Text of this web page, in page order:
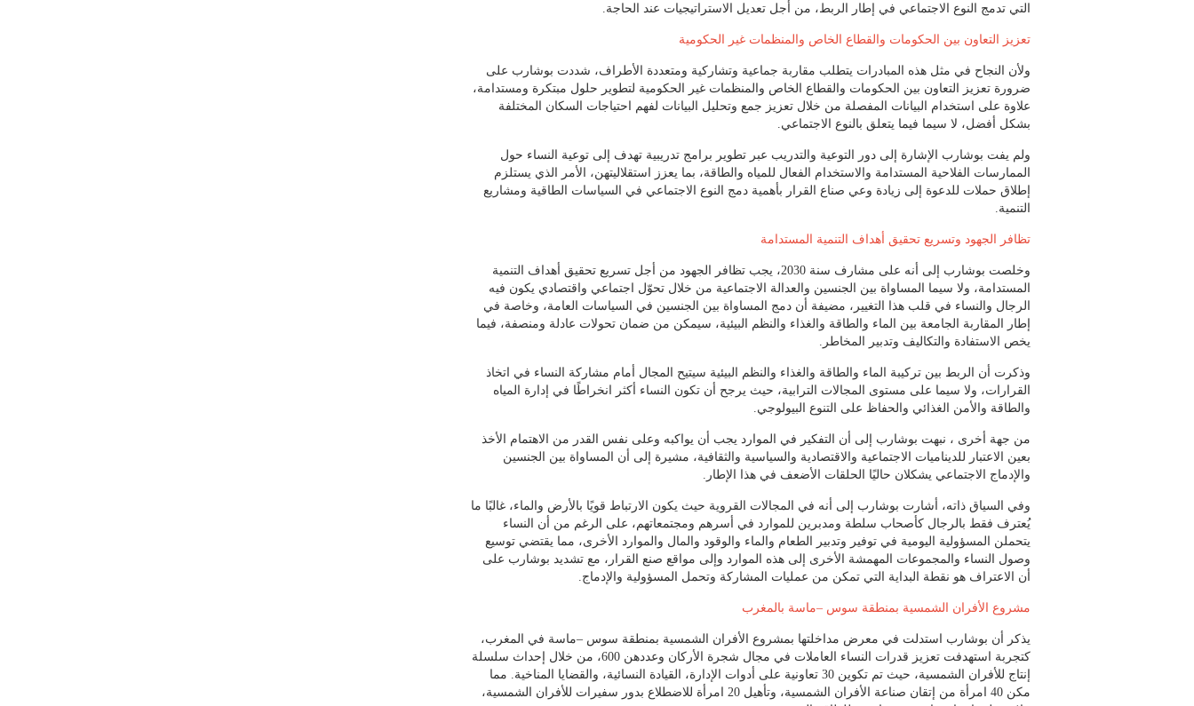
التي تدمج النوع الاجتماعي في إطار الربط، من أجل تعديل الاستراتيجيات عند الحاجة.
تعزيز التعاون بين الحكومات والقطاع الخاص والمنظمات غير الحكومية
ولأن النجاح في مثل هذه المبادرات يتطلب مقاربة جماعية وتشاركية ومتعددة الأطراف، شددت بوشارب على
ضرورة تعزيز التعاون بين الحكومات والقطاع الخاص والمنظمات غير الحكومية لتطوير حلول مبتكرة ومستدامة،
علاوة على استخدام البيانات المفصلة من خلال تعزيز جمع وتحليل البيانات لفهم احتياجات السكان المختلفة
بشكل أفضل، لا سيما فيما يتعلق بالنوع الاجتماعي.
ولم يفت بوشارب الإشارة إلى دور التوعية والتدريب عبر تطوير برامج تدريبية تهدف إلى توعية النساء حول
الممارسات الفلاحية المستدامة والاستخدام الفعال للمياه والطاقة، بما يعزز استقلاليتهن، الأمر الذي يستلزم
إطلاق حملات للدعوة إلى زيادة وعي صناع القرار بأهمية دمج النوع الاجتماعي في السياسات الطاقية ومشاريع
التنمية.
تظافر الجهود وتسريع تحقيق أهداف التنمية المستدامة
وخلصت بوشارب إلى أنه على مشارف سنة 2030، يجب تظافر الجهود من أجل تسريع تحقيق أهداف التنمية
المستدامة، ولا سيما المساواة بين الجنسين والعدالة الاجتماعية من خلال تحوّل اجتماعي واقتصادي يكون فيه
الرجال والنساء في قلب هذا التغيير، مضيفة أن دمج المساواة بين الجنسين في السياسات العامة، وخاصة في
إطار المقاربة الجامعة بين الماء والطاقة والغذاء والنظم البيئية، سيمكن من ضمان تحولات عادلة ومنصفة، فيما
يخص الاستفادة والتكاليف وتدبير المخاطر.
وذكرت أن الربط بين تركيبة الماء والطاقة والغذاء والنظم البيئية سيتيح المجال أمام مشاركة النساء في اتخاذ
القرارات، ولا سيما على مستوى المجالات الترابية، حيث يرجح أن تكون النساء أكثر انخراطًا في إدارة المياه
والطاقة والأمن الغذائي والحفاظ على التنوع البيولوجي.
من جهة أخرى ، نبهت بوشارب إلى أن التفكير في الموارد يجب أن يواكبه وعلى نفس القدر من الاهتمام الأخذ
بعين الاعتبار للديناميات الاجتماعية والاقتصادية والسياسية والثقافية، مشيرة إلى أن المساواة بين الجنسين
والإدماج الاجتماعي يشكلان حاليًا الحلقات الأضعف في هذا الإطار.
وفي السياق ذاته، أشارت بوشارب إلى أنه في المجالات القروية حيث يكون الارتباط قويًا بالأرض والماء، غالبًا ما
يُعترف فقط بالرجال كأصحاب سلطة ومدبرين للموارد في أسرهم ومجتمعاتهم، على الرغم من أن النساء
يتحملن المسؤولية اليومية في توفير وتدبير الطعام والماء والوقود والمال والموارد الأخرى، مما يقتضي توسيع
وصول النساء والمجموعات المهمشة الأخرى إلى هذه الموارد وإلى مواقع صنع القرار، مع تشديد بوشارب على
أن الاعتراف هو نقطة البداية التي تمكن من عمليات المشاركة وتحمل المسؤولية والإدماج.
مشروع الأفران الشمسية بمنطقة سوس –ماسة بالمغرب
يذكر أن بوشارب استدلت في معرض مداخلتها بمشروع الأفران الشمسية بمنطقة سوس –ماسة في المغرب،
كتجربة استهدفت تعزيز قدرات النساء العاملات في مجال شجرة الأركان وعددهن 600، من خلال إحداث سلسلة
إنتاج للأفران الشمسية، حيث تم تكوين 30 تعاونية على أدوات الإدارة، القيادة النسائية، والقضايا المناخية. مما
مكن 40 امرأة من إتقان صناعة الأفران الشمسية، وتأهيل 20 امرأة للاضطلاع بدور سفيرات للأفران الشمسية،